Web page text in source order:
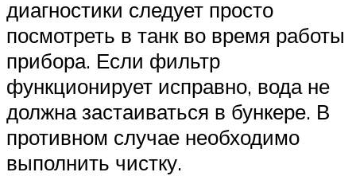
диагностики следует просто
посмотреть в танк во время работы
прибора. Если фильтр
функционирует исправно, вода не
должна застаиваться в бункере. В
противном случае необходимо
выполнить чистку.